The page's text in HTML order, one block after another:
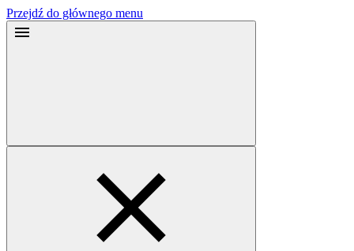
Przejdź do głównego menu